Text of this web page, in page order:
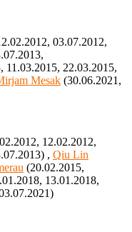
03.07.2012,
11.03.2015, 22.03.2015,
Mesak (30.06.2021,
12.02.2012,
, Qiu Lin
(20.02.2015,
13.01.2018,